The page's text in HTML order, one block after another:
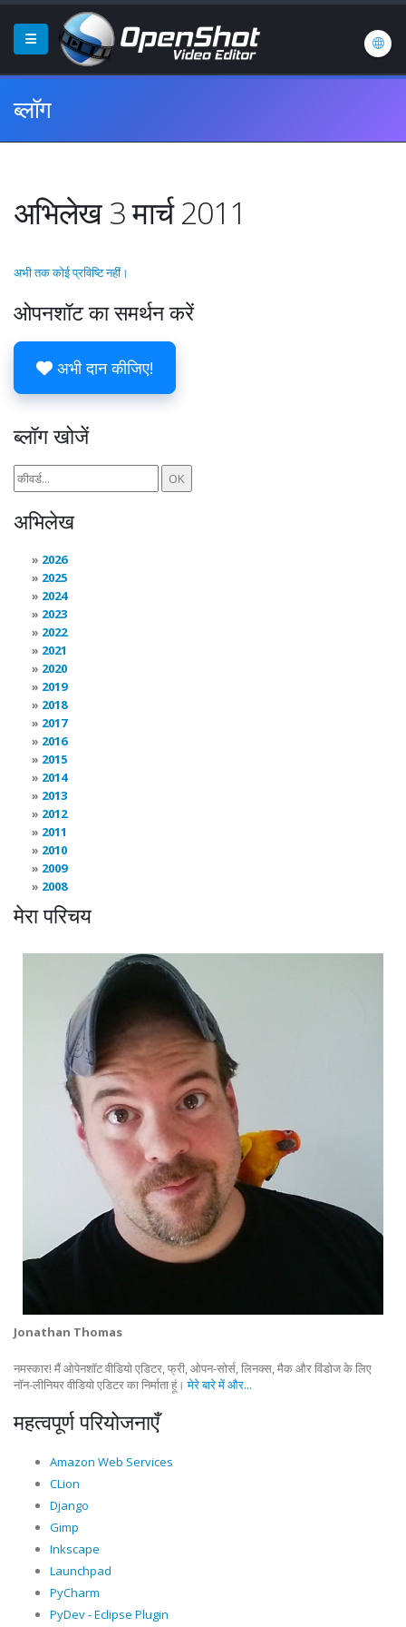
ब्लॉग
अभिलेख 3 मार्च 2011
अभी तक कोई प्रविष्टि नहीं।
ओपनशॉट का समर्थन करें
अभी दान कीजिए!
ब्लॉग खोजें
अभिलेख
2026
2025
2024
2023
2022
2021
2020
2019
2018
2017
2016
2015
2014
2013
2012
2011
2010
2009
2008
मेरा परिचय
Jonathan Thomas
नमस्कार! मैं ओपेनशॉट वीडियो एडिटर, फ्री, ओपन-सोर्स, लिनक्स, मैक और विंडोज के लिए
नॉन-लीनियर वीडियो एडिटर का निर्माता हूं।मेरे बारे में और...
महत्वपूर्ण परियोजनाएँ
Amazon Web Services
CLion
Django
Gimp
Inkscape
Launchpad
PyCharm
PyDev - Eclipse Plugin